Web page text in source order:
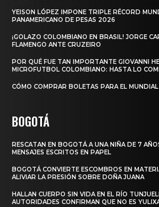
YEISON LÓPEZ IMPONE TRIPLE RÉCORD
PANAMERICANO DE PESAS 2026
¡GOLAZO COLOMBIANO EN BRASIL! JORGE
FLAMENGO ANTE CRUZEIRO
POR QUÉ FUE TAN IMPORTANTE GIOVANNI
MICROFUTBOL COLOMBIANO: HASTA LO
CÓMO COMPRAR BOLETAS PARA EL
BOGOTÁ
RESCATAN EN BOGOTÁ A UNA NIÑA DE 7
MENSAJES ESCRITOS EN PAPEL
BOGOTÁ CONVIERTE ESCOMBROS EN
ALIVIAR LA PRESIÓN SOBRE DOÑA JUANA
HALLAN CUERPO SIN VIDA EN EL RÍO
AUTORIDADES CONFIRMAN QUE NO ES